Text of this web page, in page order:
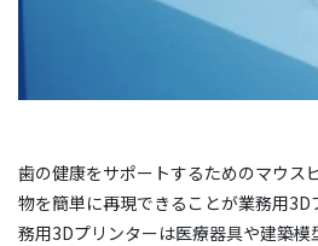
歯の健康をサポートするためのマウス
物を簡単に再現できることが業務用
務用3Dプリンターは医療器具や建築